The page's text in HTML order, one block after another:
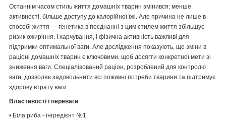
Останнім часом стиль життя домашніх тварин змінився: менше
активності, більше доступу до калорійної їжі. Але причина не лише в
способі життя — генетика в поєднанні з цим стилем життя збільшує
ризик ожиріння. І харчування, і фізична активність важливі для
підтримки оптимальної ваги. Але дослідження показують, що зміни в
раціоні домашніх тварин є ключовими, щоб досягти конкретної мети зі
зниження ваги. Спеціалізований раціон, розроблений для контролю
ваги, дозволяє задовольнити всі поживні потреби тварини та підтримує
здорову втрату ваги.
Властивості і переваги
• Біла риба - інгредієнт №1